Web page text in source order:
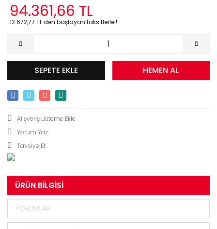
94.361,66 TL
12.672,77 TL den başlayan taksitlerle!!
SEPETE EKLE HEMEN AL
Yorum Yaz
Tavsiye Et
ÜRÜN BILGISI
YORUMLAR